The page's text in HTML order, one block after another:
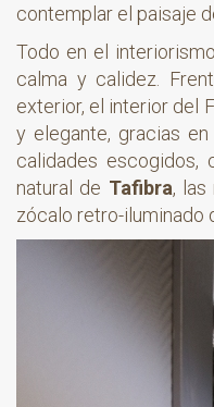
contemplar el paisaje
Todo en el
calma y calidez.
exterior, el interior del
y elegante, gracias
calidades escogidos,
natural de Tafibra, las
zócalo retro-iluminado